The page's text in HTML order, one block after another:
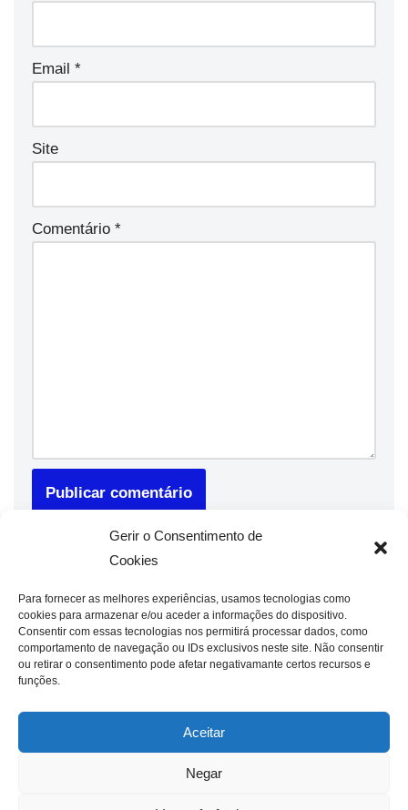
Gerir o Consentimento de
Cookies
Para fornecer as melhores experiências, usamos tecnologias como
cookies para armazenar e/ou aceder a informações do dispositivo.
Consentir com essas tecnologias nos permitirá processar dados, como
comportamento de navegação ou IDs exclusivos neste site. Não consentir
ou retirar o consentimento pode afetar negativamante certos recursos e
funções.
Aceitar
Negar
Email *
Site
Comentário *